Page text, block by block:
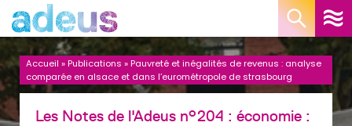
Accueil »Publications »Pauvreté et inégalités de revenus : analyse
comparée en alsace et dans l’eurométropole de strasbourg
Les Notes de l'Adeus n°204 : économie :
Panneau de gestion des cookies